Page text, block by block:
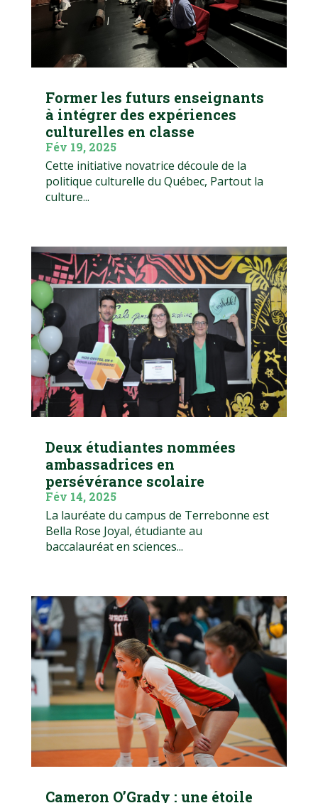
Former les futurs enseignants
à intégrer des expériences
culturelles en classe
Fév 19, 2025
Cette initiative novatrice découle de la
politique culturelle du Québec, Partout la
culture...
Deux étudiantes nommées
ambassadrices en
persévérance scolaire
Fév 14, 2025
La lauréate du campus de Terrebonne est
Bella Rose Joyal, étudiante au
baccalauréat en sciences...
Cameron O’Grady : une étoile